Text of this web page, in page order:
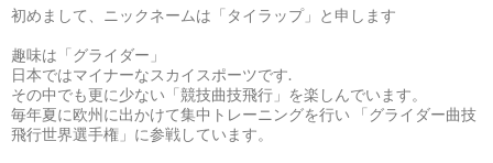
初めまして、ニックネームは「タイラップ」と申します
趣味は「グライダー」
日本ではマイナーなスカイスポーツです.
その中でも更に少ない「競技曲技飛行」を楽しんでいます。
毎年夏に欧州に出かけて集中トレーニングを行い 「グライダー曲技
飛行世界選手権」に参戦しています。